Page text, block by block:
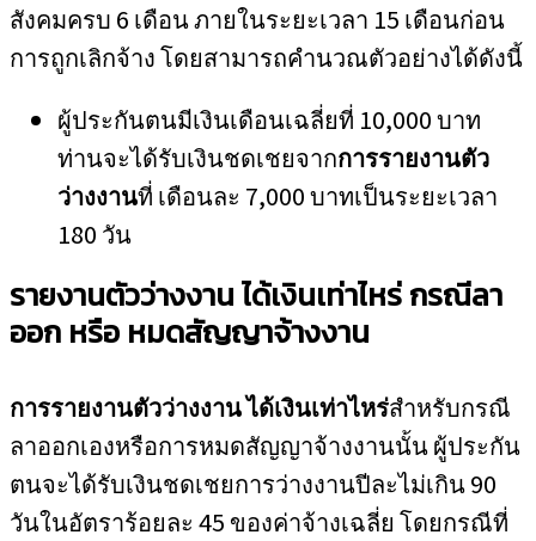
สังคมครบ 6 เดือน ภายในระยะเวลา 15 เดือนก่อน
การถูกเลิกจ้าง โดยสามารถคำนวณตัวอย่างได้ดังนี้
ผู้ประกันตนมีเงินเดือนเฉลี่ยที่ 10,000 บาท
ท่านจะได้รับเงินชดเชยจากการรายงานตัว
ว่างงานที่ เดือนละ 7,000 บาทเป็นระยะเวลา
180 วัน
รายงานตัวว่างงาน ได้เงินเท่าไหร่ กรณีลา
ออก หรือ หมดสัญญาจ้างงาน
การรายงานตัวว่างงาน ได้เงินเท่าไหร่สำหรับกรณี
ลาออกเองหรือการหมดสัญญาจ้างงานนั้น ผู้ประกัน
ตนจะได้รับเงินชดเชยการว่างงานปีละไม่เกิน 90
วันในอัตราร้อยละ 45 ของค่าจ้างเฉลี่ย โดยกรณีที่